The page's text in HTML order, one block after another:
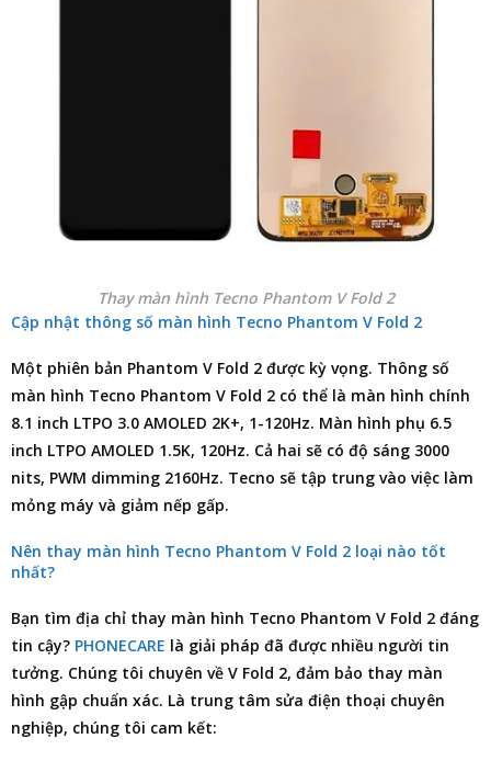
Thay màn hình Tecno Phantom V Fold 2
Cập nhật thông số màn hình Tecno Phantom V Fold 2
Một phiên bản Phantom V Fold 2 được kỳ vọng. Thông số
màn hình Tecno Phantom V Fold 2 có thể là màn hình chính
8.1 inch LTPO 3.0 AMOLED 2K+, 1-120Hz. Màn hình phụ 6.5
inch LTPO AMOLED 1.5K, 120Hz. Cả hai sẽ có độ sáng 3000
nits, PWM dimming 2160Hz. Tecno sẽ tập trung vào việc làm
mỏng máy và giảm nếp gấp.
Nên thay màn hình Tecno Phantom V Fold 2 loại nào tốt
nhất?
Bạn tìm địa chỉ thay màn hình Tecno Phantom V Fold 2 đáng
tin cậy? PHONECARE là giải pháp đã được nhiều người tin
tưởng. Chúng tôi chuyên về V Fold 2, đảm bảo thay màn
hình gập chuẩn xác. Là trung tâm sửa điện thoại chuyên
nghiệp, chúng tôi cam kết: